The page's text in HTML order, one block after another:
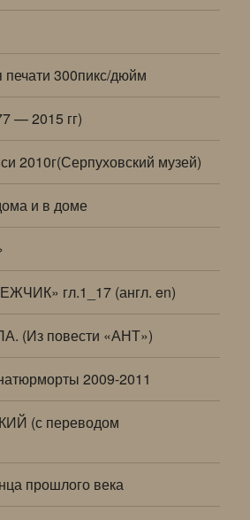
300пикс/дюйм
— 2015 гг)
2010г(Серпуховский музей)
и в доме
гл.1_17 (англ. en)
(Из повести «АНТ»)
2009-2011
(с переводом
прошлого века